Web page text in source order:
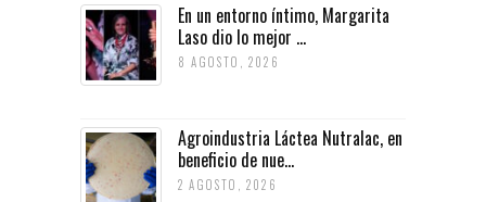
En un entorno íntimo, Margarita
Laso dio lo mejor ...
8 AGOSTO, 2026
Agroindustria Láctea Nutralac, en
beneficio de nue...
2 AGOSTO, 2026